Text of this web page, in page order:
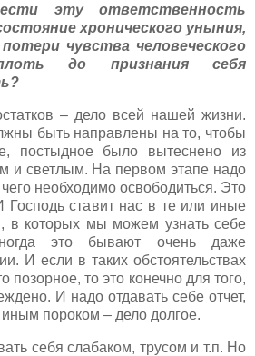
эту ответственность
хронического уныния,
чувства человеческого
до признания себя
– дело всей нашей жизни.
быть направлены на то, чтобы
постыдное было вытеснено из
и светлым. На первом этапе надо
необходимо освободиться. Это
ставит нас в те или иные
в которых мы можем узнать себе
это бывают очень даже
И если в таких обстоятельствах
позорное, то это конечно для того,
И надо отдавать себе отчет,
пороком – дело долгое.
себя слабаком, трусом и т.п. Но